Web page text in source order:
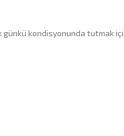
günkü kondisyonunda tutmak